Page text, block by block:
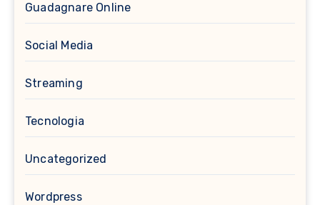
Guadagnare Online
Social Media
Streaming
Tecnologia
Uncategorized
Wordpress